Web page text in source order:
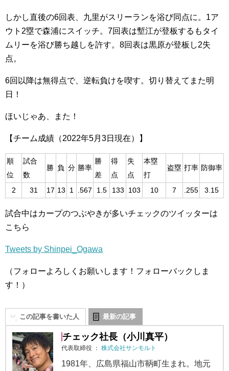
しかし直後の6回表、九里がスリーランを浴び同点に。1ア
ウト2塁で森浦にスイッチ。7回表は塹江が登板するもタイ
ムリーを浴び勝ち越しを許す。8回表は黒原が登板し2失
点。
6回以降は無得点で、逆転負けを喫す。切り替えてまた明
日！
ほいじゃあ、また！
【チーム成績（2022年5月3日現在）】
順
位
試合
数
勝 負 分 勝率
勝
差
得
点
失
点
本塁
打
盗塁 打率 防御率
2 31 17 13 1 .567 1.5 133 103 10 7 .255 3.15
試合中はカープのつぶやきが多いチェックのツイッターは
こちら
Tweets by Shinpei_Ogawa
（フォローよろしくお願いします！フォローバックしま
す！）
この記事を書いた人 最新の記事
チェック社長（小川真平）
代表取締役 ： 株式会社サンモルト
1981年、広島県福山市鞆町生まれ。地元